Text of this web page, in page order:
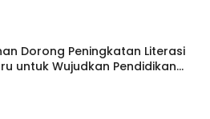
Dorong Peningkatan Literasi
untuk Wujudkan Pendidikan